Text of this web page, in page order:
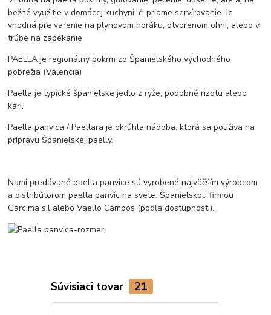
bežné využitie v domácej kuchyni, či priame servírovanie. Je
vhodná pre varenie na plynovom horáku, otvorenom ohni, alebo v
trúbe na zapekanie
PAELLA je regionálny pokrm zo Španielského východného
pobrežia (Valencia)
Paella je typické španielske jedlo z ryže, podobné rizotu alebo
kari.
Paella panvica / Paellara je okrúhla nádoba, ktorá sa používa na
prípravu Španielskej paelly.
Nami predávané paella panvice sú vyrobené najväčším výrobcom
a distribútorom paella panvíc na svete. Španielskou firmou
Garcima s.l alebo Vaello Campos (podľa dostupnosti).
Súvisiaci tovar 21